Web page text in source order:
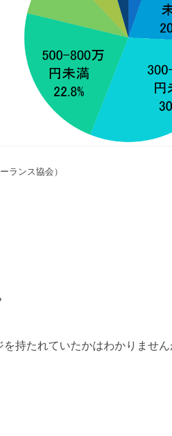
ランス協会）
持たれていたかはわかりませ